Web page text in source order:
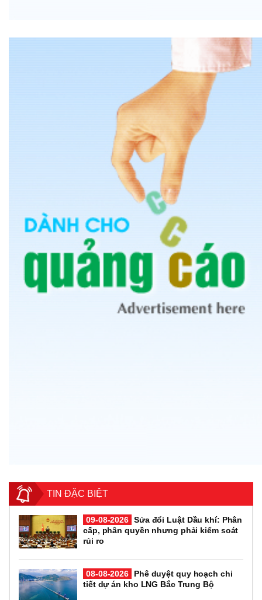
TIN ĐẶC BIỆT
09-08-2026 Sửa đổi Luật Dầu khí: Phân
cấp, phân quyền nhưng phải kiểm soát
rủi ro
08-08-2026
Phê duyệt quy hoạch chi
tiết dự án kho LNG Bắc Trung Bộ